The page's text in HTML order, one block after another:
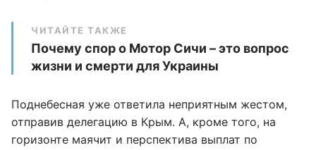
ЧИТАЙТЕ ТАКЖЕ
Почему спор о Мотор Сичи – это вопрос
жизни и смерти для Украины
Поднебесная уже ответила неприятным жестом,
отправив делегацию в Крым. А, кроме того, на
горизонте маячит и перспектива выплат по